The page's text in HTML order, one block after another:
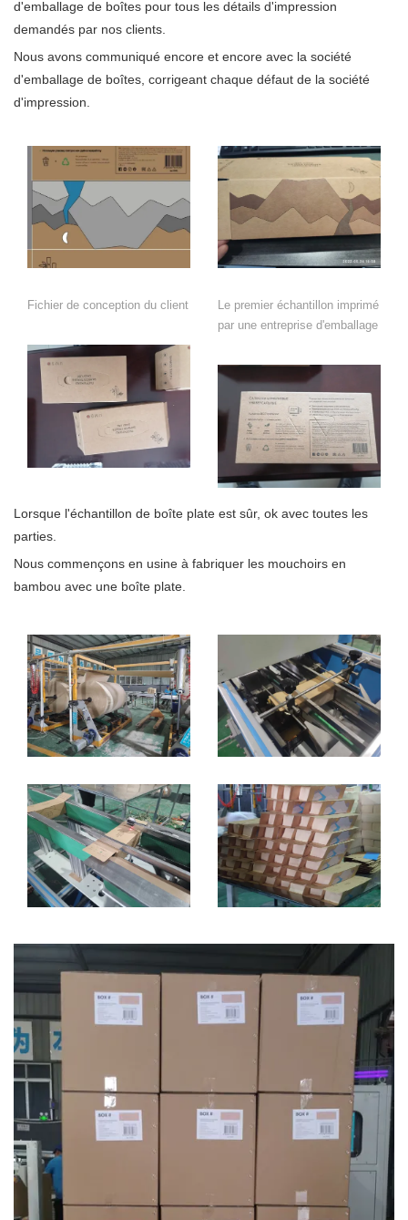
d'emballage de boîtes pour tous les détails d'impression
demandés par nos clients.
Nous avons communiqué encore et encore avec la société
d'emballage de boîtes, corrigeant chaque défaut de la société
d'impression.
Fichier de conception du client
Le premier échantillon imprimé
par une entreprise d'emballage
Lorsque l'échantillon de boîte plate est sûr, ok avec toutes les
parties.
Nous commençons en usine à fabriquer les mouchoirs en
bambou avec une boîte plate.